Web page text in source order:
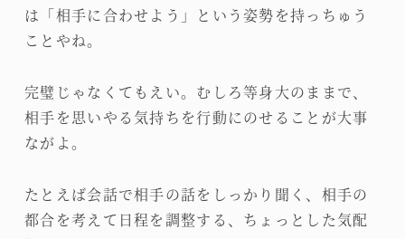
は「相手に合わせよう」という姿勢を持っちゅう
ことやね。
完璧じゃなくてもえい。むしろ等身大のままで、
相手を思いやる気持ちを行動にのせることが大事
ながよ。
たとえば会話で相手の話をしっかり聞く、相手の
都合を考えて日程を調整する、ちょっとした気配